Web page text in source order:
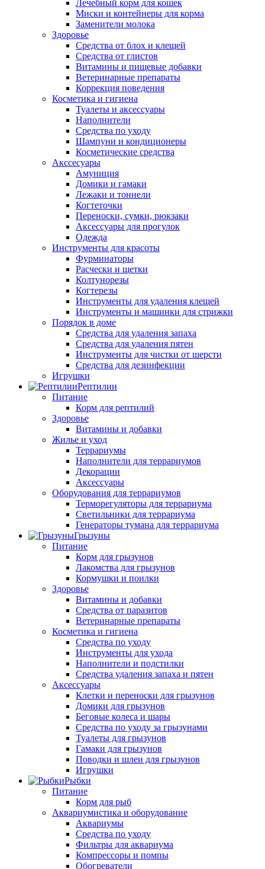
Лечебный корм для кошек
Миски и контейнеры для корма
Заменители молока
Здоровье
Средства от блох и клещей
Средства от глистов
Витамины и пищевые добавки
Ветеринарные препараты
Коррекция поведения
Косметика и гигиена
Туалеты и аксессуары
Наполнители
Средства по уходу
Шампуни и кондиционеры
Косметические средства
Акссесуары
Амуниция
Домики и гамаки
Лежаки и тоннели
Когтеточки
Переноски, сумки, рюкзаки
Аксессуары для прогулок
Одежда
Инструменты для красоты
Фурминаторы
Расчески и щетки
Колтунорезы
Когтерезы
Инструменты для удаления клещей
Инструменты и машинки для стрижки
Порядок в доме
Средства для удаления запаха
Средства для удаления пятен
Инструменты для чистки от шерсти
Средства для дезинфекции
Игрушки
Рептилии
Питание
Корм для рептилий
Здоровье
Витамины и добавки
Жилье и уход
Террариумы
Наполнители для террариумов
Декорации
Аксессуары
Оборудования для террариумов
Терморегуляторы для террариума
Светильники для террариума
Генераторы тумана для террариума
Грызуны
Питание
Корм для грызунов
Лакомства для грызунов
Кормушки и поилки
Здоровье
Витамины и добавки
Средства от паразитов
Ветеринарные препараты
Косметика и гигиена
Средства по уходу
Инструменты для ухода
Наполнители и подстилки
Средства удаления запаха и пятен
Аксессуары
Клетки и переноски для грызунов
Домики для грызунов
Беговые колеса и шары
Средства по уходу за грызунами
Туалеты для грызунов
Гамаки для грызунов
Поводки и шлеи для грызунов
Игрушки
Рыбки
Питание
Корм для рыб
Аквариумистика и оборудование
Аквариумы
Средства по уходу
Фильтры для аквариума
Компрессоры и помпы
Обогреватели